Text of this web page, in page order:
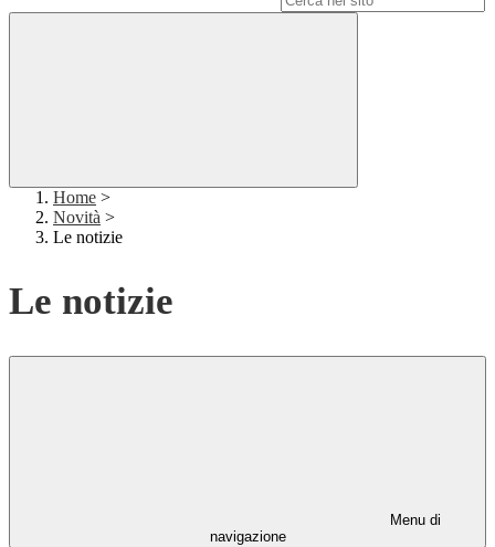
Home >
Novità >
Le notizie
Le notizie
Menu di
navigazione